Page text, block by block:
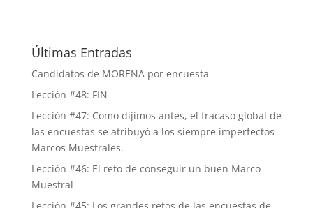
Últimas Entradas
Candidatos de MORENA por encuesta
Lección #48: FIN
Lección #47: Como dijimos antes, el fracaso global de
las encuestas se atribuyó a los siempre imperfectos
Marcos Muestrales.
Lección #46: El reto de conseguir un buen Marco
Muestral